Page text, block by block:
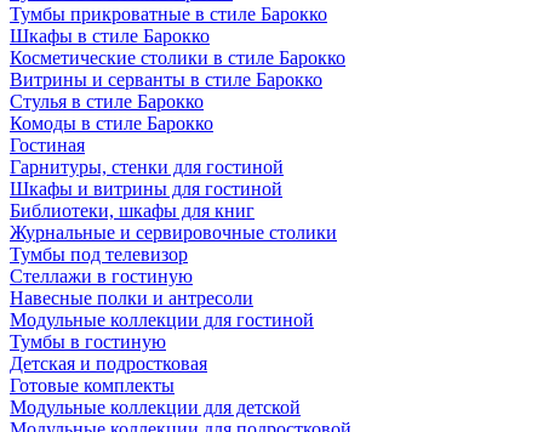
Тумбы прикроватные в стиле Барокко
Шкафы в стиле Барокко
Косметические столики в стиле Барокко
Витрины и серванты в стиле Барокко
Стулья в стиле Барокко
Комоды в стиле Барокко
Гостиная
Гарнитуры, стенки для гостиной
Шкафы и витрины для гостиной
Библиотеки, шкафы для книг
Журнальные и сервировочные столики
Тумбы под телевизор
Стеллажи в гостиную
Навесные полки и антресоли
Модульные коллекции для гостиной
Тумбы в гостиную
Детская и подростковая
Готовые комплекты
Модульные коллекции для детской